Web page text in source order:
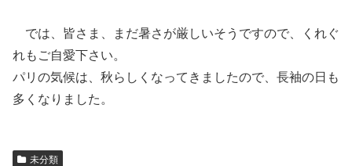
では、皆さま、まだ暑さが厳しいそうですので、くれぐ
れもご自愛下さい。
パリの気候は、秋らしくなってきましたので、長袖の日も
多くなりました。
未分類